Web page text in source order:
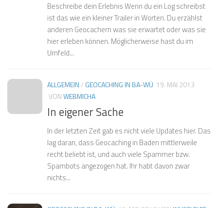
Beschreibe dein Erlebnis Wenn du ein Log schreibst
ist das wie ein kleiner Trailer in Worten. Du erzählst
anderen Geocachern was sie erwartet oder was sie
hier erleben können. Möglicherweise hast du im
Umfeld...
ALLGEMEIN/ GEOCACHING IN BA-WÜ 19. MAI 2013
VONWEBMICHA
In eigener Sache
In der letzten Zeit gab es nicht viele Updates hier. Das
lag daran, dass Geocaching in Baden mittlerweile
recht beliebt ist, und auch viele Spammer bzw.
Spambots angezogen hat. Ihr habt davon zwar
nichts...